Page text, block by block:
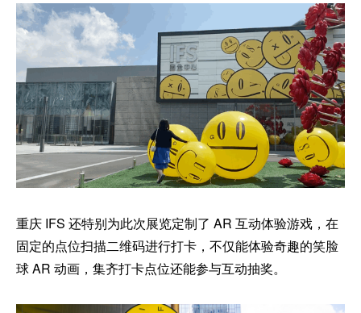
重庆 IFS 还特别为此次展览定制了 AR 互动体验游戏，在
固定的点位扫描二维码进行打卡，不仅能体验奇趣的笑脸
球 AR 动画，集齐打卡点位还能参与互动抽奖。